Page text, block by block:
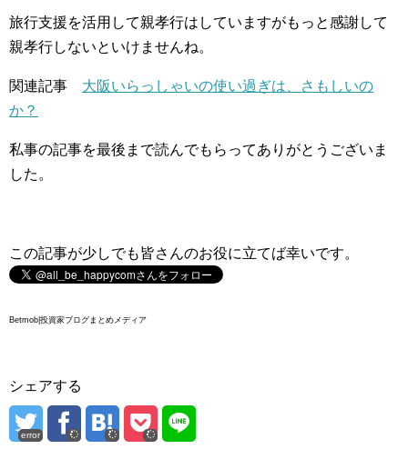
旅行支援を活用して親孝行はしていますがもっと感謝して
親孝行しないといけませんね。
関連記事 大阪いらっしゃいの使い過ぎは、さもしいの
か？
私事の記事を最後まで読んでもらってありがとうございま
した。
この記事が少しでも皆さんのお役に立てば幸いです。
Betmob|投資家ブログまとめメディア
シェアする
error